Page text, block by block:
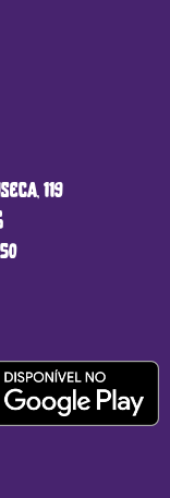
119